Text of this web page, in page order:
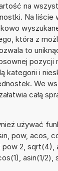
na
Na liście
która z
to
pozycji
kategorii i
We
całą
używać
pow, acos,
pow 2, sqrt(4),
asin(1/